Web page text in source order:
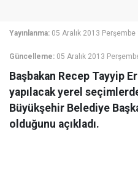
Yayınlanma: 05 Aralık 2013 Perşembe
Güncelleme: 05 Aralık 2013
Başbakan Recep Tayyip
yapılacak yerel
Büyükşehir Belediye
olduğunu açıkladı.